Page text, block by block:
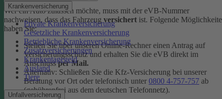
Krankenversicherung
Private Krankenversicherung
Gesetzliche Krankenversicherung
Betriebliche Krankenversicherung
Zusatzversicherungen
Krankentagegeld
Ausland
Tiere
Unfallversicherung
Wer ein Auto zulassen möchte, muss mit der eVB-Nummer
nachweisen, dass das Fahrzeug versichert ist. Folgende
haben Sie:
Stellen Sie über unseren Online-Rechner einen Antrag auf
Versicherungsschutz und erhalten Sie die eVB direkt im
Anschlussper Mail.
Alternativ: Schließen Sie die Kfz-​Versicherung bei unserer
Beratung vor Ort oder telefonisch unter 0800 4-​757-757 ab
(gebührenfrei aus dem deutschen Telefonnetz).